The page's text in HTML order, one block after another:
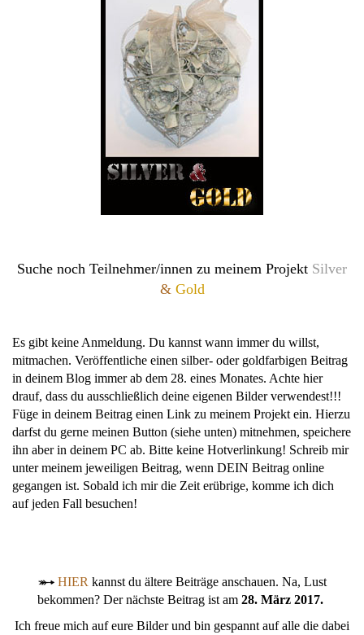
Suche noch Teilnehmer/innen zu meinem Projekt Silver
& Gold
Es gibt keine Anmeldung. Du kannst wann immer du willst,
mitmachen. Veröffentliche einen silber- oder goldfarbigen Beitrag
in deinem Blog immer ab dem 28. eines Monates. Achte hier
drauf, dass du ausschließlich deine eigenen Bilder verwendest!!!
Füge in deinem Beitrag einen Link zu meinem Projekt ein. Hierzu
darfst du gerne meinen Button (siehe unten) mitnehmen, speichere
ihn aber in deinem PC ab. Bitte keine Hotverlinkung! Schreib mir
unter meinem jeweiligen Beitrag, wenn DEIN Beitrag online
gegangen ist. Sobald ich mir die Zeit erübrige, komme ich dich
auf jeden Fall besuchen!
HIER kannst du ältere Beiträge anschauen. Na, Lust
bekommen? Der nächste Beitrag ist am 28. März 2017.
Ich freue mich auf eure Bilder und bin gespannt auf alle die dabei